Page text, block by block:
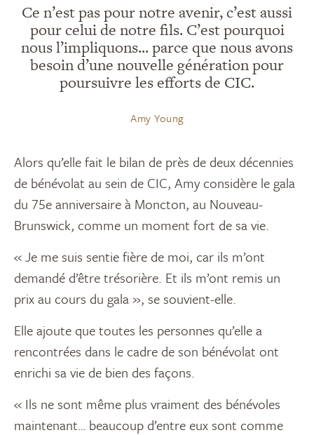
Ce n’est pas pour notre avenir, c’est aussi
pour celui de notre fils. C’est pourquoi
nous l’impliquons... parce que nous avons
besoin d’une nouvelle génération pour
poursuivre les efforts de CIC.
Amy Young
Alors qu’elle fait le bilan de près de deux décennies
de bénévolat au sein de CIC, Amy considère le gala
du 75e anniversaire à Moncton, au Nouveau-
Brunswick, comme un moment fort de sa vie.
« Je me suis sentie fière de moi, car ils m’ont
demandé d’être trésorière. Et ils m’ont remis un
prix au cours du gala », se souvient-elle.
Elle ajoute que toutes les personnes qu’elle a
rencontrées dans le cadre de son bénévolat ont
enrichi sa vie de bien des façons.
« Ils ne sont même plus vraiment des bénévoles
maintenant… beaucoup d’entre eux sont comme